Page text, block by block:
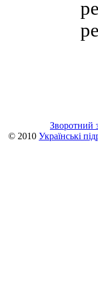
Зворотний
© 2010 Українські